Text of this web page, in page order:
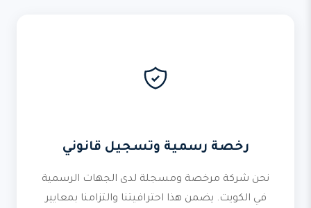
رخصة رسمية وتسجيل قانوني
نحن شركة مرخصة ومسجلة لدى الجهات الرسمية
في الكويت. يضمن هذا احترافيتنا والتزامنا بمعايير